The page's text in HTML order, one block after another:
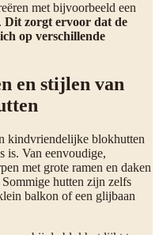
met bijvoorbeeld een
Dit zorgt ervoor dat de
op verschillende
en stijlen van
kindvriendelijke blokhutten
is. Van eenvoudige,
met grote ramen en daken
hutten zijn zelfs
balkon of een glijbaan